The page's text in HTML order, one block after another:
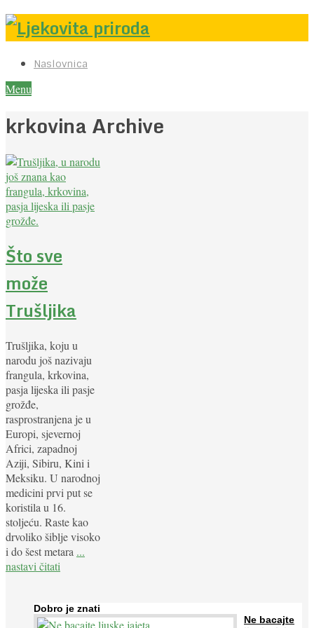
Naslovnica
Menu
krkovina Archive
Što sve
može
Trušljika
Trušljika, koju u
narodu još nazivaju
frangula, krkovina,
pasja lijeska ili pasje
grožđe,
rasprostranjena je u
Europi, sjevernoj
Africi, zapadnoj
Aziji, Sibiru, Kini i
Meksiku. U narodnoj
medicini prvi put se
koristila u 16.
stoljeću. Raste kao
drvoliko šiblje visoko
i do šest metara ...
nastavi čitati
Dobro je znati
Ne bacajte